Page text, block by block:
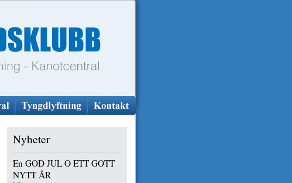
Nyheter
En GOD JUL O ETT GOTT
NYTT ÅR